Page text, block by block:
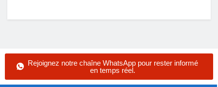
Rejoignez notre chaîne WhatsApp pour rester informé
en temps réel.